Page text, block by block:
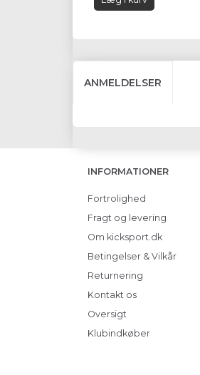
ANMELDELSER
INFORMATIONER
Fortrolighed
Fragt og levering
Om kicksport.dk
Betingelser & Vilkår
Returnering
Kontakt os
Oversigt
Klubindkøber